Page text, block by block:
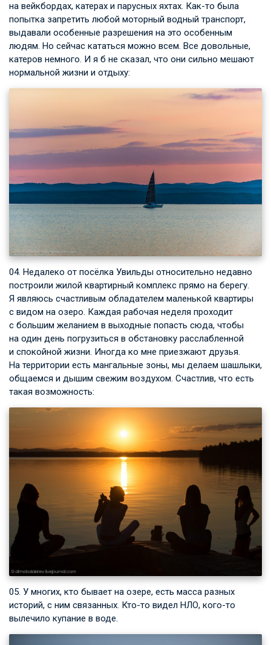
на вейкбордах, катерах и парусных яхтах. Как-то была
попытка запретить любой моторный водный транспорт,
выдавали особенные разрешения на это особенным
людям. Но сейчас кататься можно всем. Все довольные,
катеров немного. И я б не сказал, что они сильно мешают
нормальной жизни и отдыху:
04. Недалеко от посёлка Увильды относительно недавно
построили жилой квартирный комплекс прямо на берегу.
Я являюсь счастливым обладателем маленькой квартиры
с видом на озеро. Каждая рабочая неделя проходит
с большим желанием в выходные попасть сюда, чтобы
на один день погрузиться в обстановку расслабленной
и спокойной жизни. Иногда ко мне приезжают друзья.
На территории есть мангальные зоны, мы делаем шашлыки,
общаемся и дышим свежим воздухом. Счастлив, что есть
такая возможность:
05. У многих, кто бывает на озере, есть масса разных
историй, с ним связанных. Кто-то видел НЛО, кого-то
вылечило купание в воде.